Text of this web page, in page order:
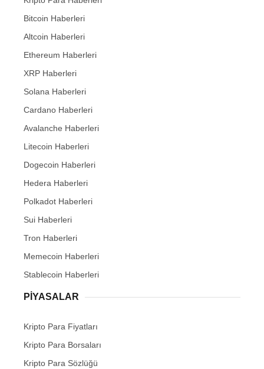
Bitcoin Haberleri
Altcoin Haberleri
Ethereum Haberleri
XRP Haberleri
Solana Haberleri
Cardano Haberleri
Avalanche Haberleri
Litecoin Haberleri
Dogecoin Haberleri
Hedera Haberleri
Polkadot Haberleri
Sui Haberleri
Tron Haberleri
Memecoin Haberleri
Stablecoin Haberleri
PIYASALAR
Kripto Para Fiyatları
Kripto Para Borsaları
Kripto Para Sözlüğü